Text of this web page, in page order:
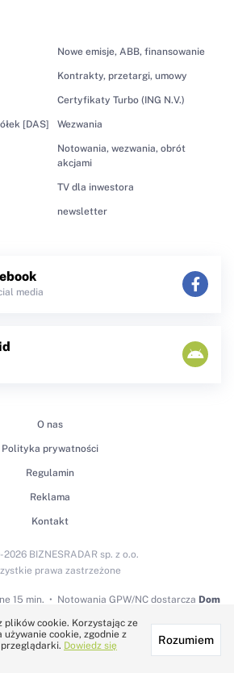
[DAS]
Nowe emisje, ABB, finansowanie
Kontrakty, przetargi, umowy
Certyfikaty Turbo (ING N.V.)
Wezwania
Notowania, wezwania, obrót
akcjami
TV dla inwestora
newsletter
media
O nas
Polityka prywatności
Regulamin
Reklama
Kontakt
15 min. Notowania GPW/NC dostarcza Dom
BIZNESRADAR sp. z o.o.
prawa zastrzeżone
dostarcza:
plików cookie. Korzystając ze
cookie, zgodnie z
Dowiedz się
Rozumiem